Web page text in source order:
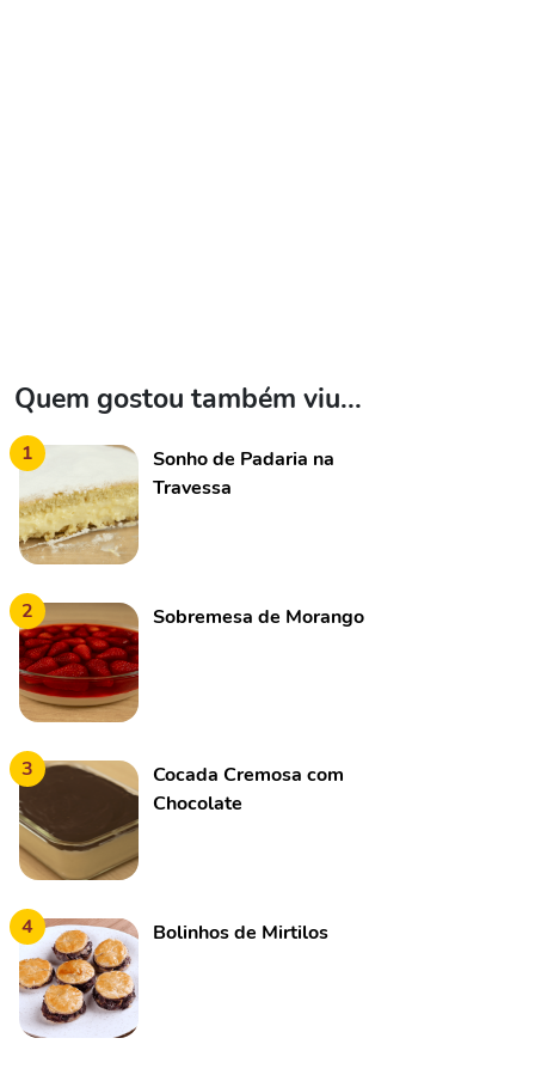
Quem gostou também viu...
1
Sonho de Padaria na
Travessa
2 Sobremesa de Morango
3
Cocada Cremosa com
Chocolate
4 Bolinhos de Mirtilos